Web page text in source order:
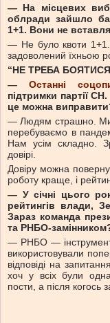
— На місцевих
облради зайшло
1+1. Вони не
— Не було квоти 1+1.
задоволений їхньою
“НЕ ТРЕБА
— Останні
підтримки партії
це можна
— Людям страшно. Ми
перебуваємо в
Нам усім складно.
довірі.
Довіру можна
роботу краще, і
— У січні цього
рейтингів влади,
Зараз команда
та РНБО-
— РНБО —
використовували
відповіді на
хоч у всіх були
пости, а після когось